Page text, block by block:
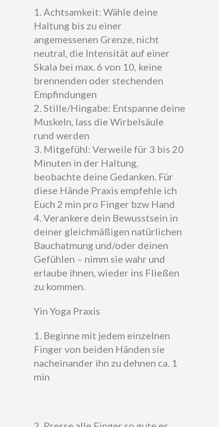
1. Achtsamkeit: Wähle deine
Haltung bis zu einer
angemessenen Grenze, nicht
neutral, die Intensität auf einer
Skala bei max. 6 von 10, keine
brennenden oder stechenden
Empfindungen
2. Stille/Hingabe: Entspanne deine
Muskeln, lass die Wirbelsäule
rund werden
3. Mitgefühl: Verweile für 3 bis 20
Minuten in der Haltung,
beobachte deine Gedanken. Für
diese Hände Praxis empfehle ich
Euch 2 min pro Finger bzw Hand
4. Verankere dein Bewusstsein in
deiner gleichmäßigen natürlichen
Bauchatmung und/oder deinen
Gefühlen – nimm sie wahr und
erlaube ihnen, wieder ins Fließen
zu kommen.
Yin Yoga Praxis
1. Beginne mit jedem einzelnen
Finger von beiden Händen sie
nacheinander ihn zu dehnen ca. 1
min